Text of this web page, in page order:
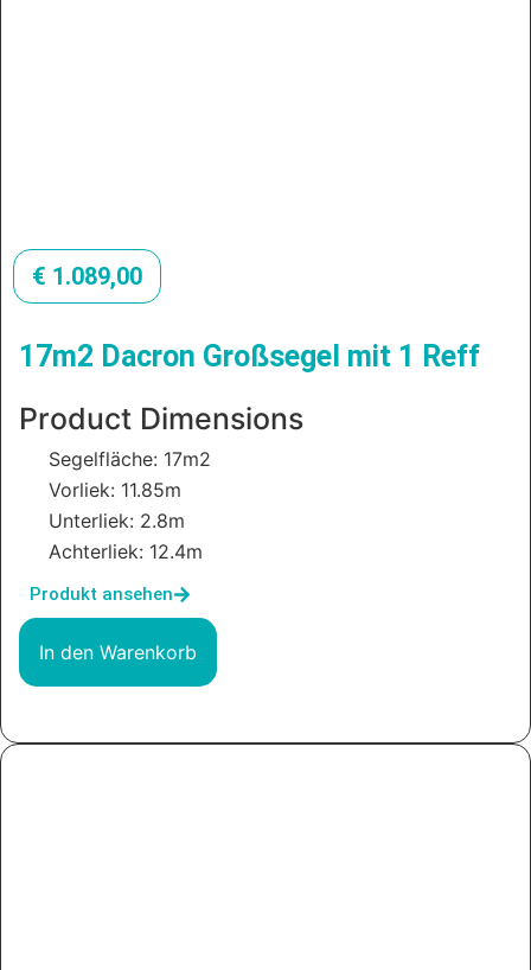
€ 1.089,00
17m2 Dacron Großsegel mit 1 Reff
Product Dimensions
Segelfläche: 17m2
Vorliek: 11.85m
Unterliek: 2.8m
Achterliek: 12.4m
Produkt ansehen
In den Warenkorb